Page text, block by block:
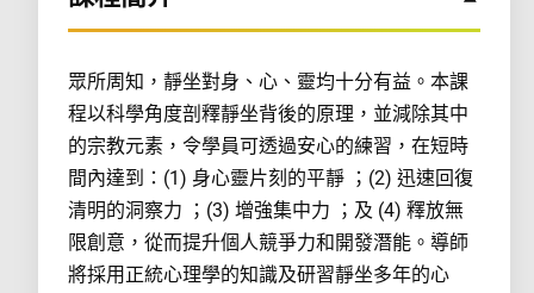
眾所周知，靜坐對身、心、靈均十分有益。本課
程以科學角度剖釋靜坐背後的原理，並減除其中
的宗教元素，令學員可透過安心的練習，在短時
間內達到：(1) 身心靈片刻的平靜 ；(2) 迅速回復
清明的洞察力 ；(3) 增強集中力 ；及 (4) 釋放無
限創意，從而提升個人競爭力和開發潛能。導師
將採用正統心理學的知識及研習靜坐多年的心